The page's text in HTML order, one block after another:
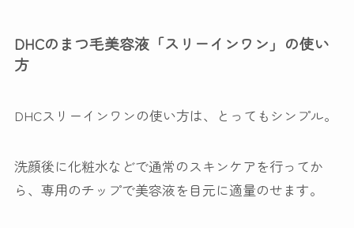
DHCのまつ毛美容液「スリーインワン」の使い
方
DHCスリーインワンの使い方は、とってもシンプル。
洗顔後に化粧水などで通常のスキンケアを行ってか
ら、専用のチップで美容液を目元に適量のせます。